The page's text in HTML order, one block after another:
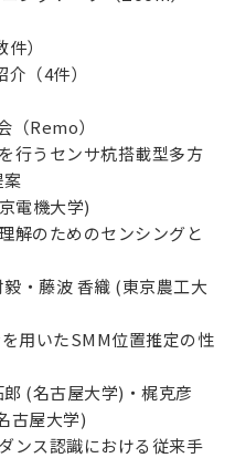
）
（4件）
（Remo）
行うセンサ杭搭載型多方
電機大学)
解のためのセンシングと
・藤波 香織 (東京農工大
用いたSMM位置推定の性
(名古屋大学)・梶克彦
古屋大学)
ンス認識における従来手